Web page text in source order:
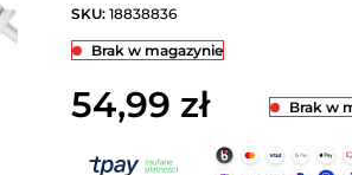
SKU: 18838836
Brak w magazynie
54,99 zł Brak w